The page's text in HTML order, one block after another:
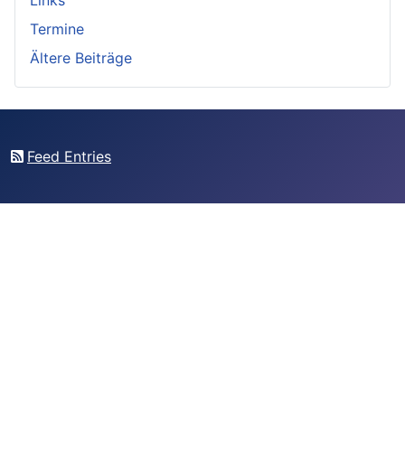
Termine
Ältere Beiträge
Feed Entries